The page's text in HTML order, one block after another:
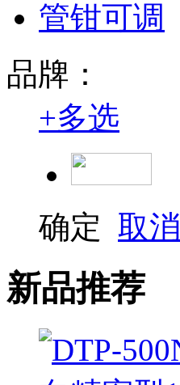
管钳可调
品牌：
+多选
确定 取消
新品推荐